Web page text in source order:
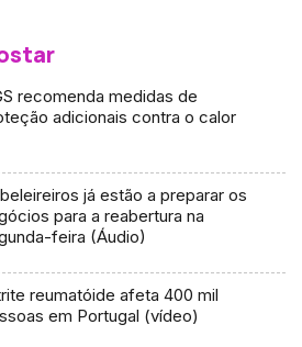
recomenda medidas de
adicionais contra o calor
já estão a preparar os
para a reabertura na
feira (Áudio)
reumatóide afeta 400 mil
em Portugal (vídeo)